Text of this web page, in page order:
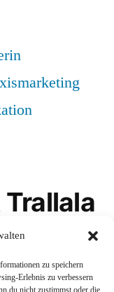
zu speichern
Erlebnis zu verbessern